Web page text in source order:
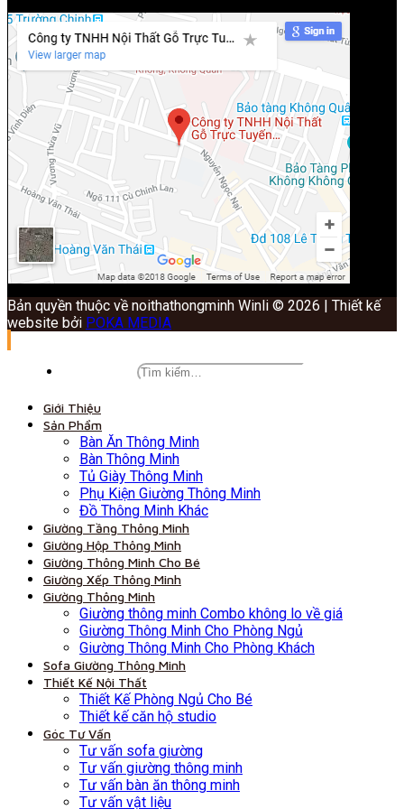
Bản quyền thuộc về noithathongminh Winli © 2026 | Thiết kế
website bởi POKA MEDIA
Giới Thiệu
Sản Phẩm
Bàn Ăn Thông Minh
Bàn Thông Minh
Tủ Giày Thông Minh
Phụ Kiện Giường Thông Minh
Đồ Thông Minh Khác
Giường Tầng Thông Minh
Giường Hộp Thông Minh
Giường Thông Minh Cho Bé
Giường Xếp Thông Minh
Giường Thông Minh
Giường thông minh Combo không lo về giá
Giường Thông Minh Cho Phòng Ngủ
Giường Thông Minh Cho Phòng Khách
Sofa Giường Thông Minh
Thiết Kế Nội Thất
Thiết Kế Phòng Ngủ Cho Bé
Thiết kế căn hộ studio
Góc Tư Vấn
Tư vấn sofa giường
Tư vấn giường thông minh
Tư vấn bàn ăn thông minh
Tư vấn vật liệu